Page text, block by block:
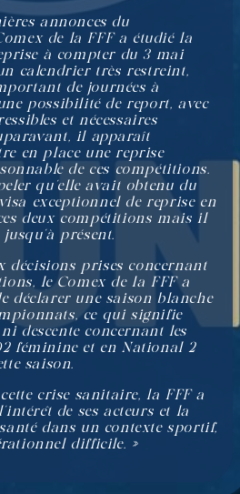
annonces du
de la FFF a étudié la
à compter du 3 mai
calendrier très restreint,
de journées à
possibilité de report, avec
et nécessaires
il apparaît
en place une reprise
de ces compétitions.
qu’elle avait obtenu du
exceptionnel de reprise en
deux compétitions mais il
présent.
décisions prises concernant
le Comex de la FFF a
déclarer une saison blanche
ce qui signifie
descente concernant les
féminine et en National 2
saison.
crise sanitaire, la FFF a
de ses acteurs et la
dans un contexte sportif,
difficile. »